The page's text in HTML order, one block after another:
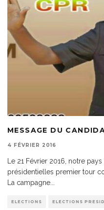
MESSAGE DU
4 FÉVRIER 2016
Le 21 Février 2016, notre
présidentielles premier tour
La campagne
ELECTIONS ELECTIONS